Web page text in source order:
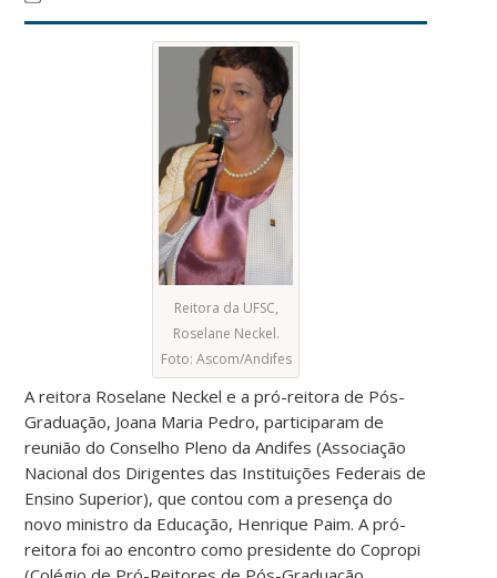
Reitora da UFSC,
Roselane Neckel.
Foto: Ascom/Andifes
A reitora Roselane Neckel e a pró-reitora de Pós-
Graduação, Joana Maria Pedro, participaram de
reunião do Conselho Pleno da Andifes (Associação
Nacional dos Dirigentes das Instituições Federais de
Ensino Superior), que contou com a presença do
novo ministro da Educação, Henrique Paim. A pró-
reitora foi ao encontro como presidente do Copropi